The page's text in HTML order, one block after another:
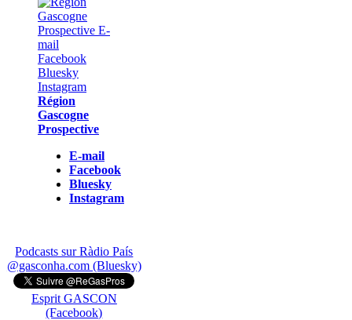
Région
Gascogne
Prospective
E-mail
Facebook
Bluesky
Instagram
Podcasts sur Ràdio País
@gasconha.com (Bluesky)
Esprit GASCON
(Facebook)